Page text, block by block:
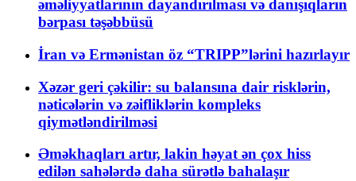
əməliyyatlarının dayandırılması və danışıqların
bərpası təşəbbüsü
İran və Ermənistan öz “TRIPP”lərini hazırlayır
Xəzər geri çəkilir: su balansına dair risklərin,
nəticələrin və zəifliklərin kompleks
qiymətləndirilməsi
Əməkhaqları artır, lakin həyat ən çox hiss
edilən sahələrdə daha sürətlə bahalaşır